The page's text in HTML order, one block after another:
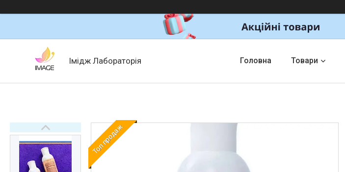
Імідж Лабораторія Головна Товари
Топ продаж